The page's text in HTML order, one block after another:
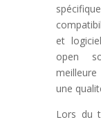
et
open
une
Lors du